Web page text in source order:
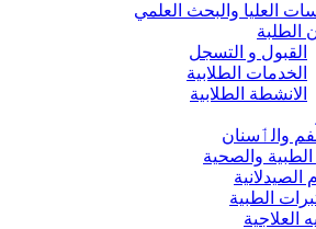
العليا والبحث العلمي
الطلبة
القبول و التسجل
الخدمات الطلابية
الانشطة الطلابية
والٲسنان
الطبية والصحية
الصيدلانية
الطبية
العلاجية